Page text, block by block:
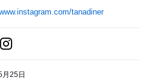
tanadiner
25日